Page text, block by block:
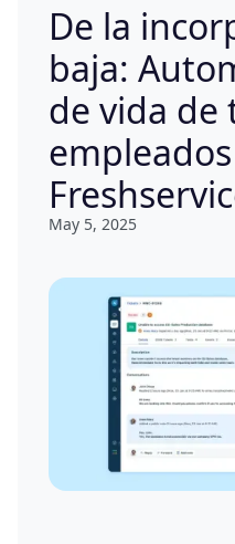
De la
baja:
de vida de
May 5, 2025